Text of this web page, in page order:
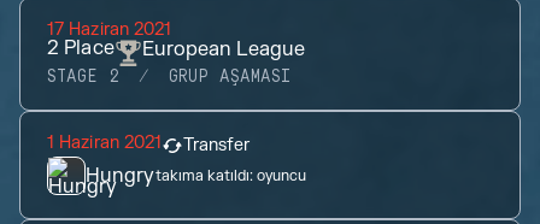
17 Haziran 2021
2 Place European League
STAGE 2 GRUP AŞAMASI
1 Haziran 2021 Transfer
Hungrytakıma katıldı:oyuncu